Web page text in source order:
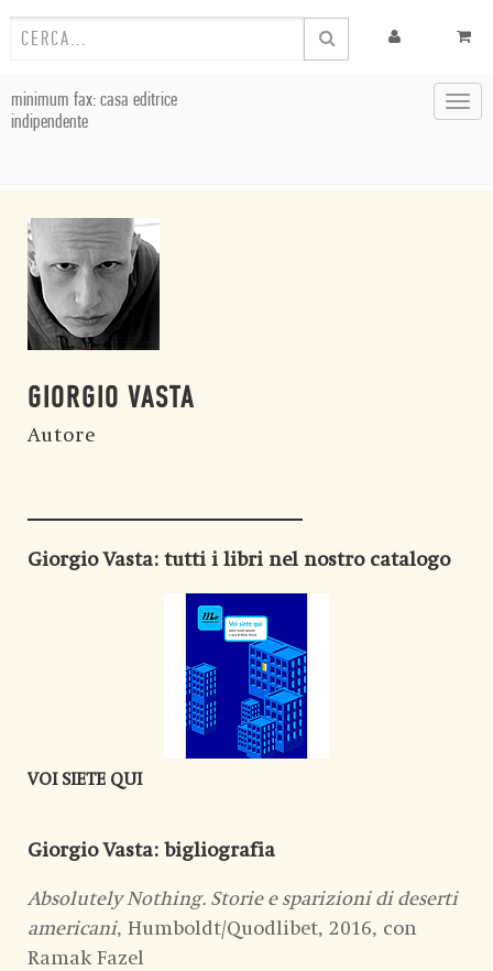
minimum fax: casa editrice
indipendente
GIORGIO VASTA
Autore
Giorgio Vasta: tutti i libri nel nostro catalogo
VOI SIETE QUI
Giorgio Vasta: bigliografia
Absolutely Nothing. Storie e sparizioni di deserti
americani, Humboldt/Quodlibet, 2016, con
Ramak Fazel